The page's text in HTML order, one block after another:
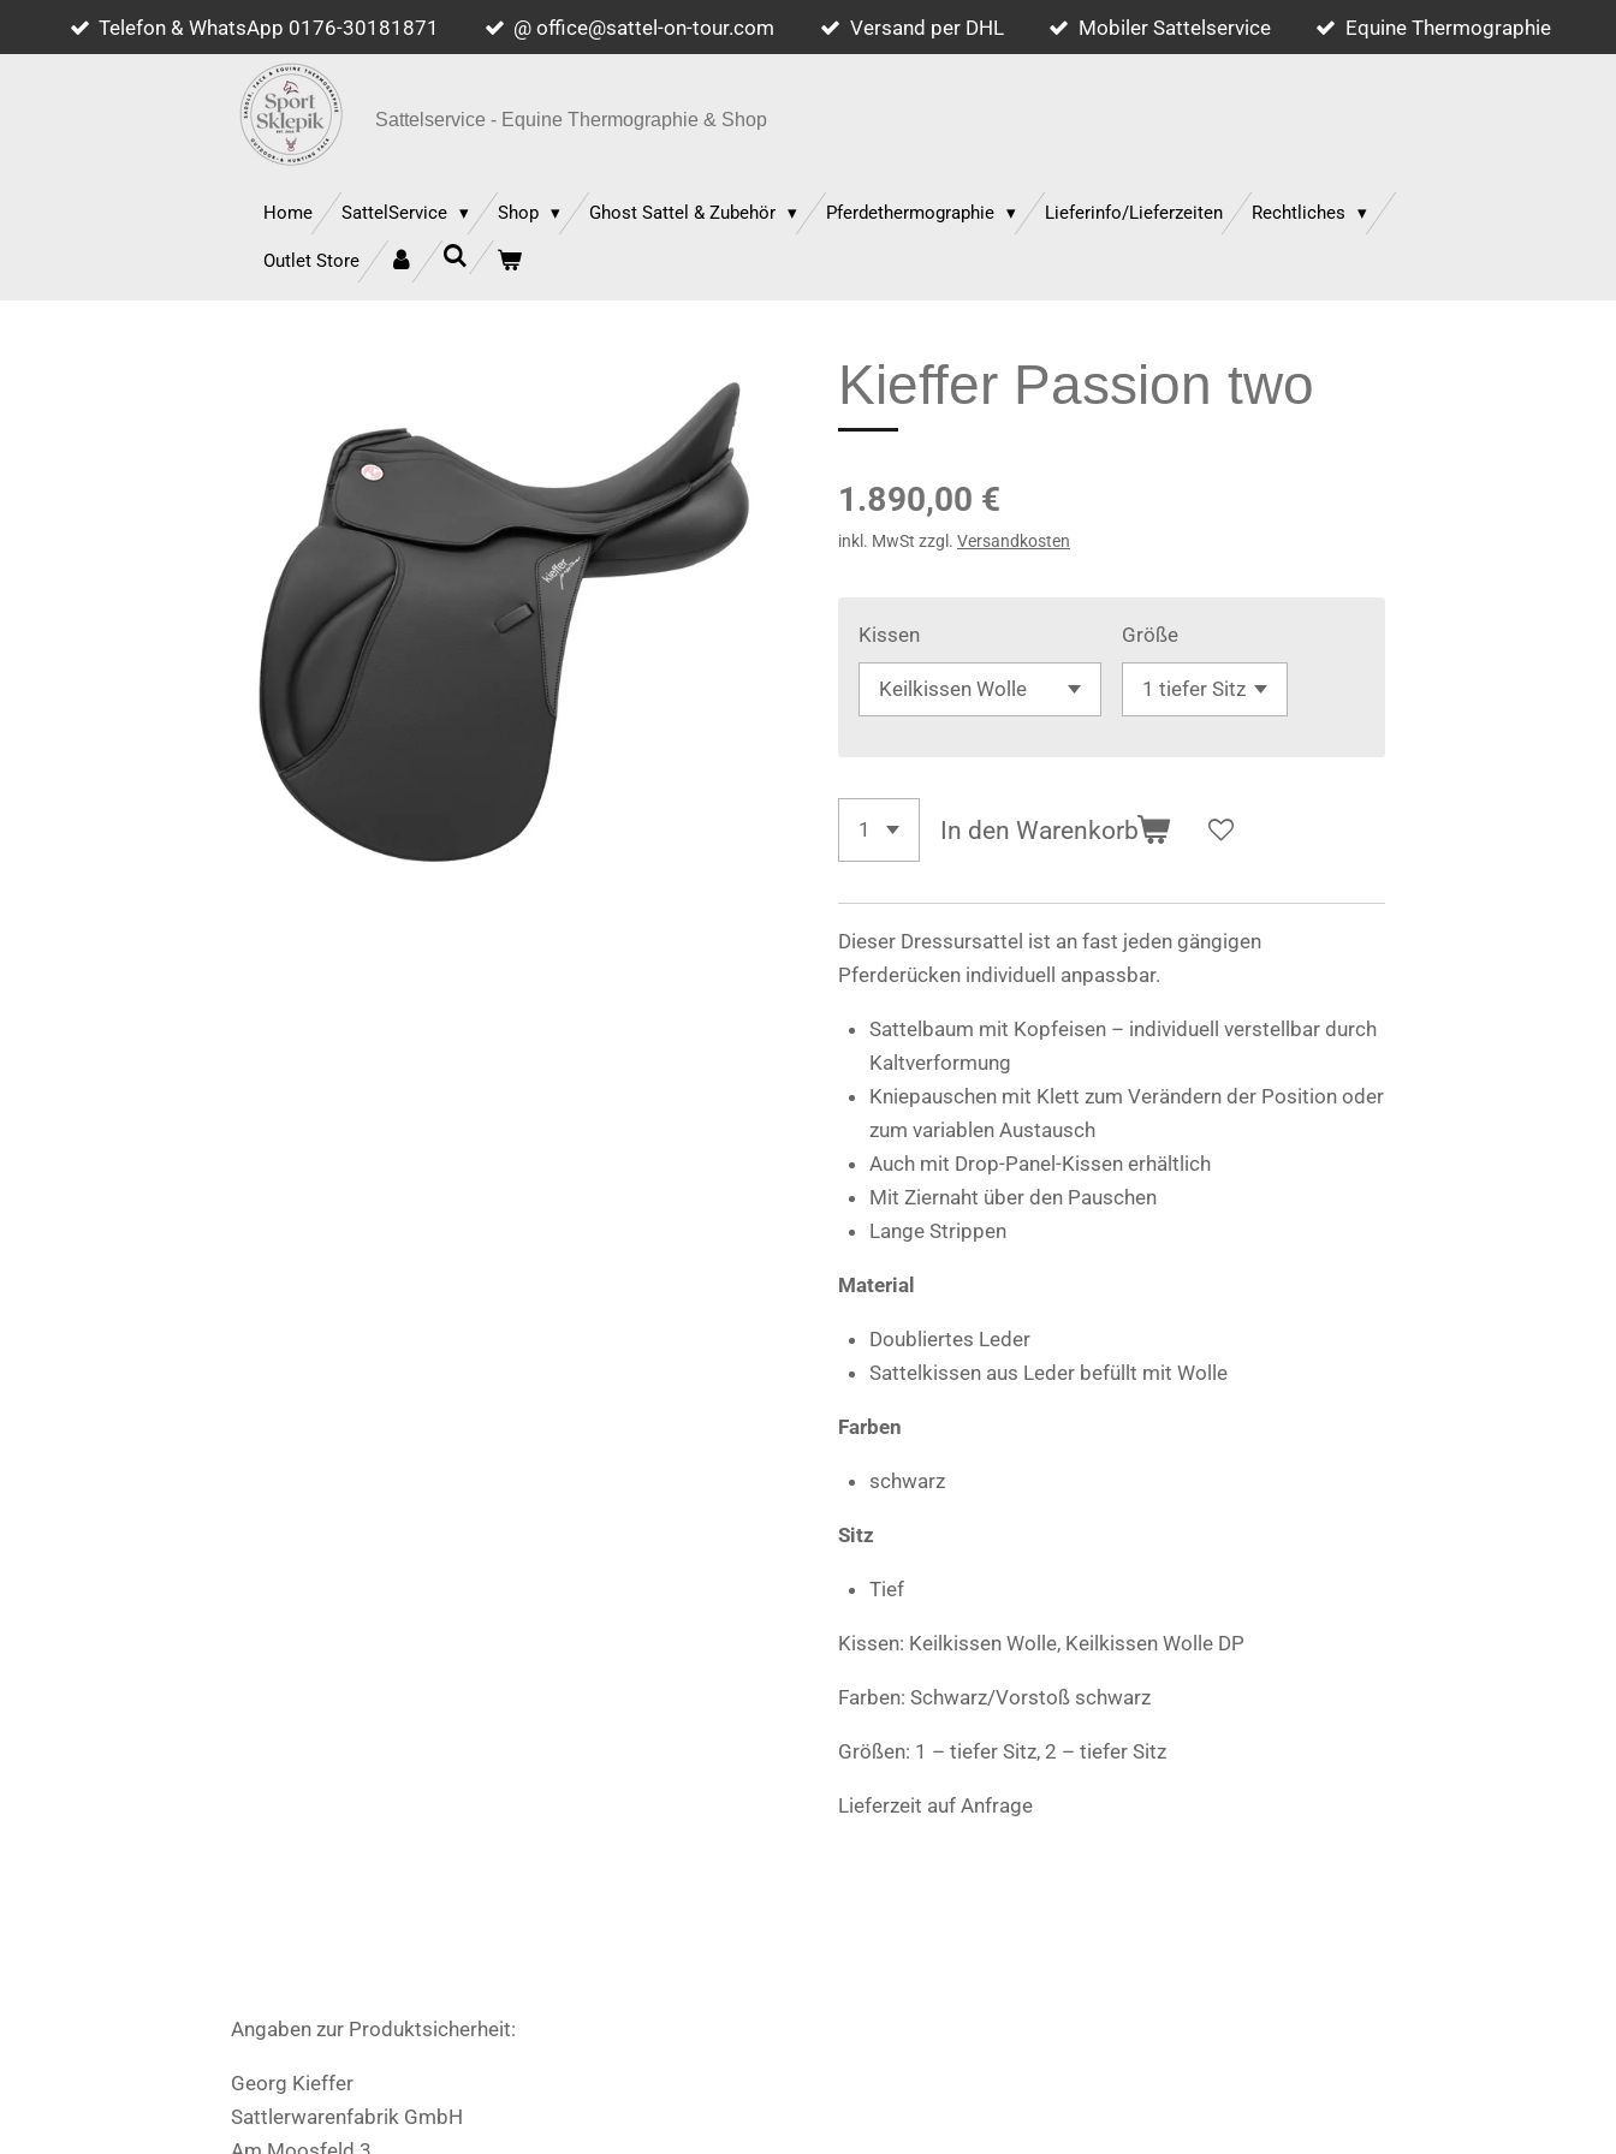
Hauptinhalt
Telefon & WhatsApp 0176-30181871 @ office@sattel-on-tour.com Versand per DHL Mobiler Sattelservice Equine Thermographie
Sattelservice - Equine Thermographie & Shop
Home SattelService Shop Ghost Sattel & Zubehör Pferdethermographie Lieferinfo/Lieferzeiten Rechtliches
Outlet Store
Kieffer Passion two
1.890,00 €
inkl. MwSt zzgl. Versandkosten
Kissen Größe
In den Warenkorb
Dieser Dressursattel ist an fast jeden gängigen
Pferderücken individuell anpassbar.
Sattelbaum mit Kopfeisen – individuell verstellbar durch
Kaltverformung
Kniepauschen mit Klett zum Verändern der Position oder
zum variablen Austausch
Auch mit Drop-Panel-Kissen erhältlich
Mit Ziernaht über den Pauschen
Lange Strippen
Material
Doubliertes Leder
Sattelkissen aus Leder befüllt mit Wolle
Farben
schwarz
Sitz
Tief
Kissen: Keilkissen Wolle, Keilkissen Wolle DP
Farben: Schwarz/Vorstoß schwarz
Größen: 1 – tiefer Sitz, 2 – tiefer Sitz
Lieferzeit auf Anfrage
Angaben zur Produktsicherheit:
Georg Kieffer
Sattlerwarenfabrik GmbH